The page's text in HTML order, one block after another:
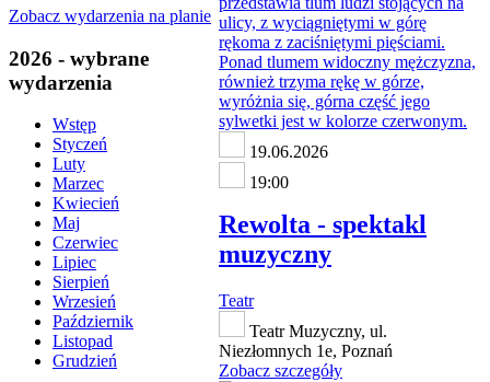
Zobacz wydarzenia na planie
2026 - wybrane
wydarzenia
Wstęp
Styczeń
Luty
Marzec
Kwiecień
Maj
Czerwiec
Lipiec
Sierpień
Wrzesień
Październik
Listopad
Grudzień
19.06.2026
19:00
Rewolta - spektakl
muzyczny
Teatr
Teatr Muzyczny, ul.
Niezłomnych 1e, Poznań
Zobacz szczegóły